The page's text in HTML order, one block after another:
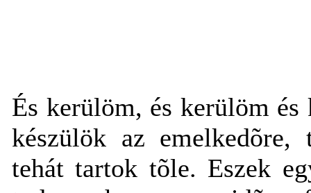
És kerülöm, és kerülöm
készülök az
tehát tartok tõle. Eszek